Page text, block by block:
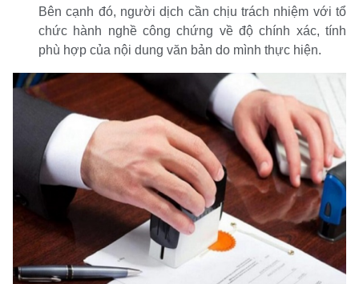
Bên cạnh đó, người dịch cần chịu trách nhiệm với tổ
chức hành nghề công chứng về độ chính xác, tính
phù hợp của nội dung văn bản do mình thực hiện.